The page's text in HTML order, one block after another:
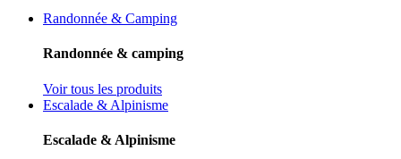
Randonnée & Camping
Randonnée & camping
Voir tous les produits
Escalade & Alpinisme
Escalade & Alpinisme